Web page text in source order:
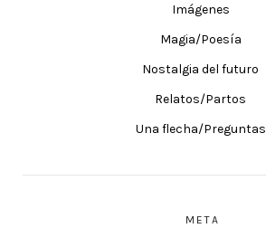
Imágenes
Magia/Poesía
Nostalgia del futuro
Relatos/Partos
Una flecha/Preguntas
META